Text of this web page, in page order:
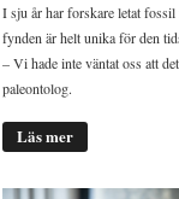
I sju år har forskare letat
fynden är helt unika för den
– Vi hade inte väntat oss att
paleontolog.
Läs mer